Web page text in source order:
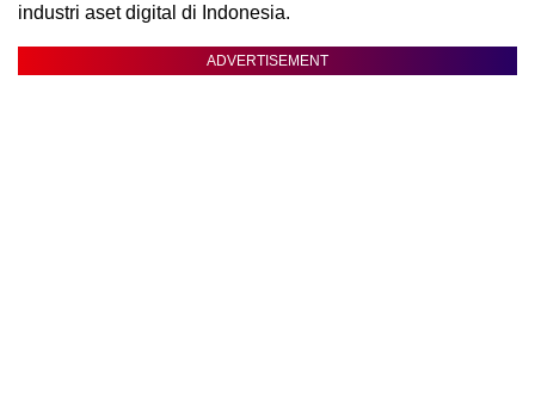
industri aset digital di Indonesia.
ADVERTISEMENT